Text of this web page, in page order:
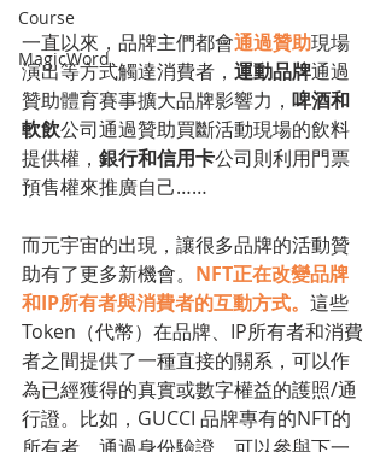
Course
MagicWord
一直以來，品牌主們都會通過贊助現場
演出等方式觸達消費者， 運動品牌通過
贊助體育賽事擴大品牌影響力， 啤酒和
軟飲公司通過贊助買斷活動現場的飲料
提供權， 銀行和信用卡公司則利用門票
預售權來推廣自己……
而元宇宙的出現，讓很多品牌的活動贊
助有了更多新機會。 NFT正在改變品牌
和IP所有者與消費者的互動方式。 這些
Token（代幣）在品牌、IP所有者和消費
者之間提供了一種直接的關系，可以作
為已經獲得的真實或數字權益的護照/通
行證。比如，GUCCI 品牌專有的NFT的